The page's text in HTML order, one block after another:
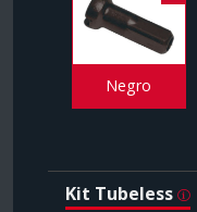
Negro
Kit Tubeless